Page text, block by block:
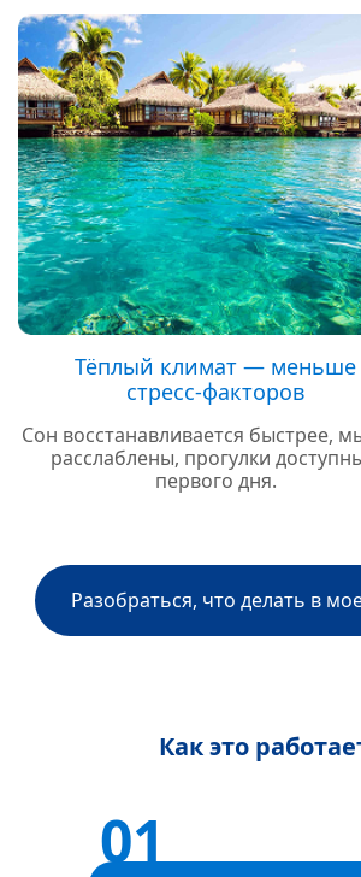
Тёплый климат — меньше
стресс‑факторов
Сон восстанавливается быстрее,
расслаблены, прогулки
первого дня.
Разобраться, что делать в
Как это